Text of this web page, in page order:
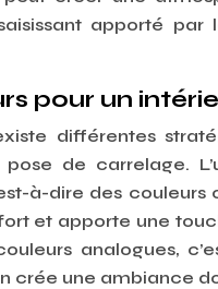
apporté par
pour un
différentes
de carrelage.
à-dire des couleurs
et apporte une
analogues,
crée une ambiance